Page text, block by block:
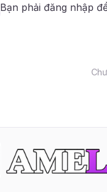
Bạn phải đăng nhập